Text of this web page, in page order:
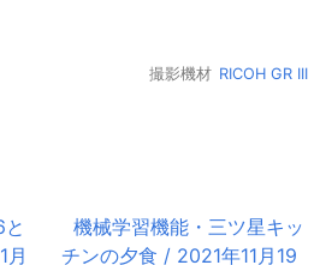
撮影機材 RICOH GR III
月
機械学習機能・三ツ星キッ
チンの夕食 / 2021年11月19